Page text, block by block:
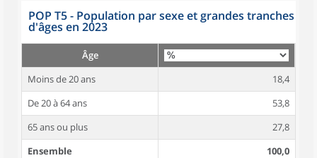
POP T5 - Population par sexe et grandes tranches
d'âges en 2023
Âge
Moins de 20 ans
18,4
De 20 à 64 ans
53,8
65 ans ou plus
27,8
Ensemble
100,0